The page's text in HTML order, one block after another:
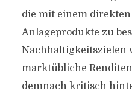
die mit einem
Anlageprodukte zu
Nachhaltigkeitszielen
marktübliche
demnach kritisch